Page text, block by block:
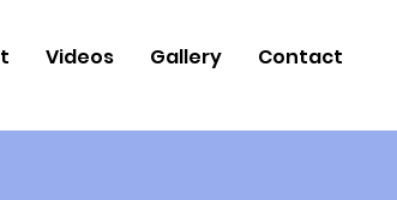
Videos Gallery Contact